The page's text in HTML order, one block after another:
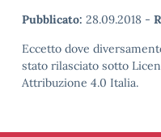
Pubblicato: 28.09.2018 -
Eccetto dove
stato rilasciato sotto
Attribuzione 4.0 Italia.